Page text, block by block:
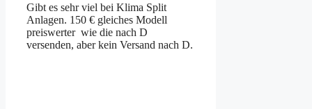
Gibt es sehr viel bei Klima Split
Anlagen. 150 € gleiches Modell
preiswerter wie die nach D
versenden, aber kein Versand nach D.